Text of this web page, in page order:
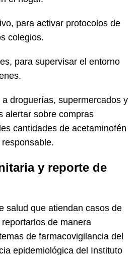
para activar protocolos de
colegios.
para supervisar el entorno
droguerías, supermercados y
alertar sobre compras
cantidades de acetaminofén
y reporte de
salud que atiendan casos de
de manera
de farmacovigilancia del
epidemiológica del Instituto